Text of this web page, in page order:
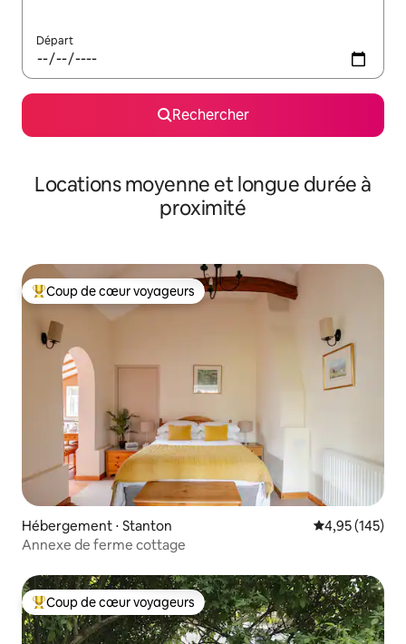
Départ
Rechercher
Locations moyenne et longue durée à
proximité
Coups de cœur voyageurs les plus appréciés
Coup de cœur voyageurs
Hébergement ⋅ Stanton Évaluation
4,95 (145)
Annexe de ferme cottage
Coups de cœur voyageurs les plus appréciés
Coup de cœur voyageurs